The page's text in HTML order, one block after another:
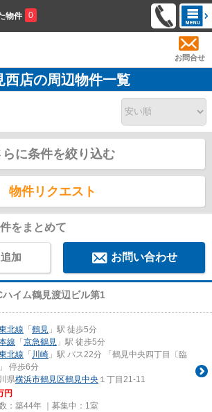
物件 0
お問合せ
西店の周辺物件一覧
らに条件を絞り込む
物件リクエスト
をまとめて
加 お問い合わせ
ハイム鶴見渡辺ビル第1
北線 「 鶴見 」駅 徒歩5分
線 「 京急鶴見 」駅 徒歩5分
北線 「 川崎 」駅 バス22分 「鶴見中央四丁目〔臨
停歩6分
県横浜市鶴見区鶴見中央 １丁目21-11
円
：築44年 ｜募集中： 1室